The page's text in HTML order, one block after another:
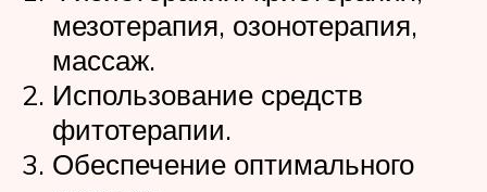
мезотерапия, озонотерапия,
массаж.
Использование средств
фитотерапии.
Обеспечение оптимального